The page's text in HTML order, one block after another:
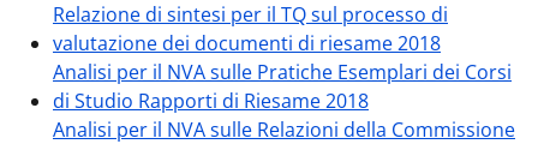
Relazione di sintesi per il TQ sul processo di
valutazione dei documenti di riesame 2018
Analisi per il NVA sulle Pratiche Esemplari dei Corsi
di Studio Rapporti di Riesame 2018
Analisi per il NVA sulle Relazioni della Commissione